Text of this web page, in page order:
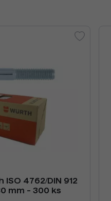
4762/DIN 912
mm - 300 ks